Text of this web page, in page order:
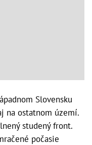
Slovensku
na ostatnom území.
studený front.
počasie